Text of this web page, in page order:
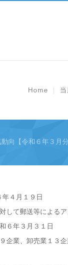
Home
向【令和６年３月分
４月１９日
して郵送等による
６年３月３１日
企業、卸売業１３